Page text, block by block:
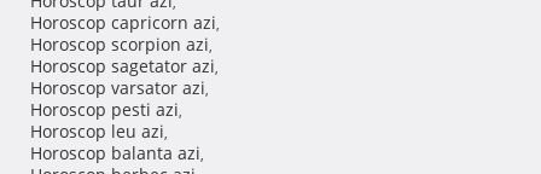
Horoscop capricorn azi,
Horoscop scorpion azi,
Horoscop sagetator azi,
Horoscop varsator azi,
Horoscop pesti azi,
Horoscop leu azi,
Horoscop balanta azi,